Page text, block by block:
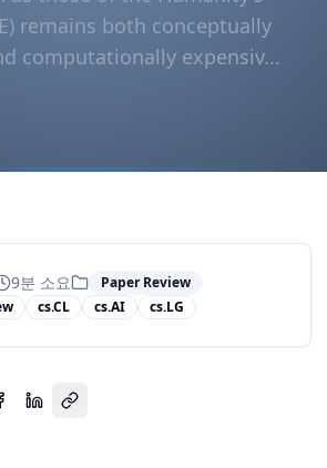
remains both conceptually
computationally expensiv...
9분 소요
Paper Review
cs.CL cs.AI cs.LG